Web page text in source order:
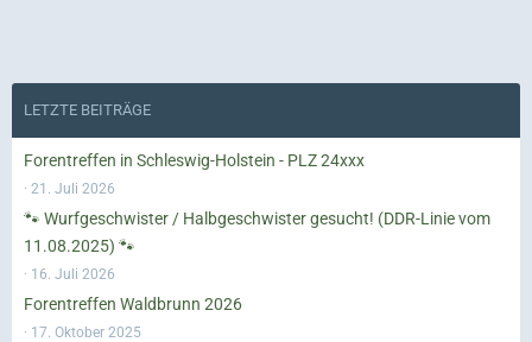
LETZTE BEITRÄGE
Forentreffen in Schleswig-Holstein - PLZ 24xxx
21. Juli 2026
🐾 Wurfgeschwister / Halbgeschwister gesucht! (DDR-Linie vom
11.08.2025) 🐾
16. Juli 2026
Forentreffen Waldbrunn 2026
17. Oktober 2025